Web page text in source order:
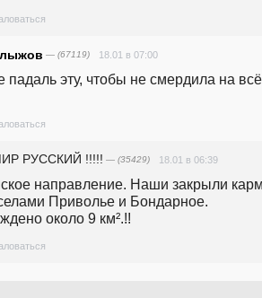
— (67119) 18.01 в 07:00
падаль эту, чтобы не смердила на
РУССКИЙ !!!!! — (35429) 18.01 в 06:39
направление. Наши закрыли
Приволье и Бондарное.
около 9 км².!!